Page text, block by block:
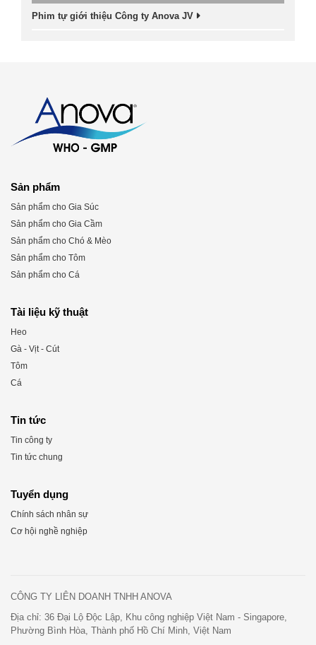
Phim tự giới thiệu Công ty Anova JV
Sản phẩm
Sản phẩm cho Gia Súc
Sản phẩm cho Gia Cầm
Sản phẩm cho Chó & Mèo
Sản phẩm cho Tôm
Sản phẩm cho Cá
Tài liệu kỹ thuật
Heo
Gà - Vịt - Cút
Tôm
Cá
Tin tức
Tin công ty
Tin tức chung
Tuyển dụng
Chính sách nhân sự
Cơ hội nghề nghiệp
CÔNG TY LIÊN DOANH TNHH ANOVA
Địa chỉ: 36 Đại Lộ Độc Lập, Khu công nghiệp Việt Nam - Singapore,
Phường Bình Hòa, Thành phố Hồ Chí Minh, Việt Nam